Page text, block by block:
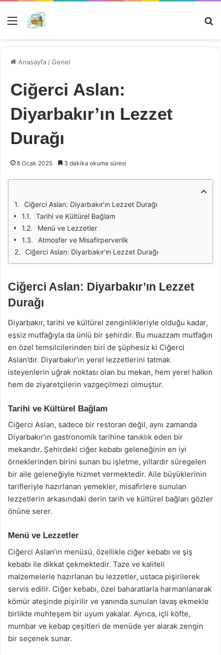
Menü
Anasayfa /Genel
Ciğerci Aslan:
Diyarbakır’ın Lezzet
Durağı
8 Ocak 2025 3 dakika okuma süresi
Ciğerci Aslan: Diyarbakır'ın Lezzet Durağı
Tarihi ve Kültürel Bağlam
Menü ve Lezzetler
Atmosfer ve Misafirperverlik
Ciğerci Aslan: Diyarbakır'ın Lezzet Durağı
Ciğerci Aslan: Diyarbakır’ın Lezzet
Durağı
Diyarbakır, tarihi ve kültürel zenginlikleriyle olduğu kadar,
eşsiz mutfağıyla da ünlü bir şehirdir. Bu muazzam mutfağın
en özel temsilcilerinden biri de şüphesiz ki Ciğerci
Aslan’dır. Diyarbakır’ın yerel lezzetlerini tatmak
isteyenlerin uğrak noktası olan bu mekan, hem yerel halkın
hem de ziyaretçilerin vazgeçilmezi olmuştur.
Tarihi ve Kültürel Bağlam
Ciğerci Aslan, sadece bir restoran değil, aynı zamanda
Diyarbakır’ın gastronomik tarihine tanıklık eden bir
mekandır. Şehirdeki ciğer kebabı geleneğinin en iyi
örneklerinden birini sunan bu işletme, yıllardır süregelen
bir aile geleneğiyle hizmet vermektedir. Aile büyüklerinin
tarifleriyle hazırlanan yemekler, misafirlere sunulan
lezzetlerin arkasındaki derin tarih ve kültürel bağları gözler
önüne serer.
Menü ve Lezzetler
Ciğerci Aslan’ın menüsü, özellikle ciğer kebabı ve şiş
kebabı ile dikkat çekmektedir. Taze ve kaliteli
malzemelerle hazırlanan bu lezzetler, ustaca pişirilerek
servis edilir. Ciğer kebabı, özel baharatlarla harmanlanarak
kömür ateşinde pişirilir ve yanında sunulan lavaş ekmekle
birlikte muhteşem bir uyum yakalar. Ayrıca, içli köfte,
mumbar ve kebap çeşitleri de menüde yer alarak zengin
bir seçenek sunar.